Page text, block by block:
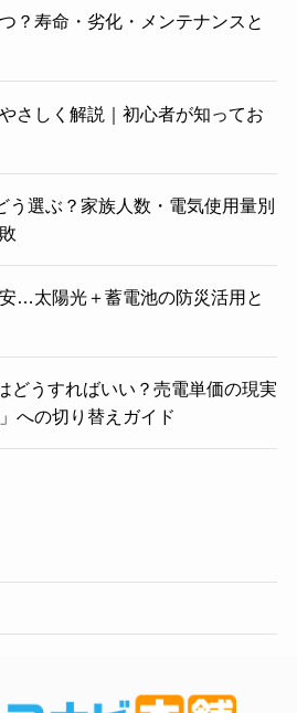
？寿命・劣化・メンテナンスと
さしく解説｜初心者が知ってお
う選ぶ？家族人数・電気使用量別
…太陽光＋蓄電池の防災活用と
どうすればいい？売電単価の現実
への切り替えガイド